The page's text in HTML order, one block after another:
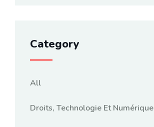
Category
All
Droits, Technologie Et Numérique